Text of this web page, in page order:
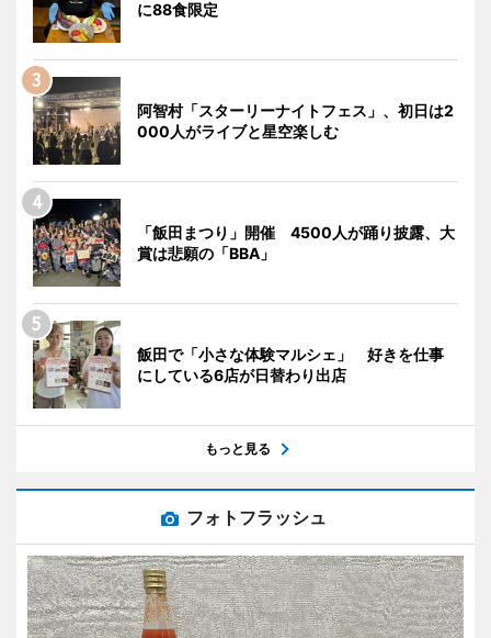
に88食限定
阿智村「スターリーナイトフェス」、初日は2
000人がライブと星空楽しむ
「飯田まつり」開催 4500人が踊り披露、大
賞は悲願の「BBA」
飯田で「小さな体験マルシェ」 好きを仕事
にしている6店が日替わり出店
もっと見る
フォトフラッシュ